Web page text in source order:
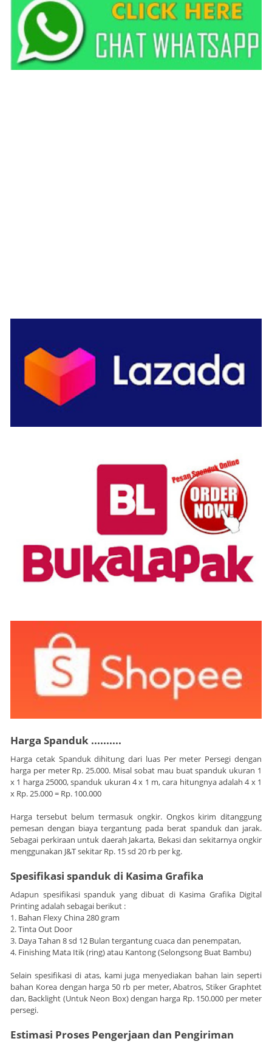
Harga Spanduk ..........
Harga cetak Spanduk dihitung dari luas Per meter Persegi dengan
harga per meter Rp. 25.000. Misal sobat mau buat spanduk ukuran 1
x 1 harga 25000, spanduk ukuran 4 x 1 m, cara hitungnya adalah 4 x 1
x Rp. 25.000 = Rp. 100.000
Harga tersebut belum termasuk ongkir. Ongkos kirim ditanggung
pemesan dengan biaya tergantung pada berat spanduk dan jarak.
Sebagai perkiraan untuk daerah Jakarta, Bekasi dan sekitarnya ongkir
menggunakan J&T sekitar Rp. 15 sd 20 rb per kg.
Spesifikasi spanduk di Kasima Grafika
Adapun spesifikasi spanduk yang dibuat di Kasima Grafika Digital
Printing adalah sebagai berikut :
1. Bahan Flexy China 280 gram
2. Tinta Out Door
3. Daya Tahan 8 sd 12 Bulan tergantung cuaca dan penempatan,
4. Finishing Mata Itik (ring) atau Kantong (Selongsong Buat Bambu)
Selain spesifikasi di atas, kami juga menyediakan bahan lain seperti
bahan Korea dengan harga 50 rb per meter, Abatros, Stiker Graphtet
dan, Backlight (Untuk Neon Box) dengan harga Rp. 150.000 per meter
persegi.
Estimasi Proses Pengerjaan dan Pengiriman